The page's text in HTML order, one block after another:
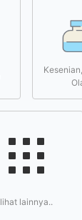
lihat lainnya..